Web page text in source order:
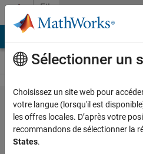
Passer au contenu
File
Exchange
Sélectionner un
Choisissez un site web pour
votre langue (lorsqu'il est
les offres locales. D’après votre
recommandons de sélectionner la
States.